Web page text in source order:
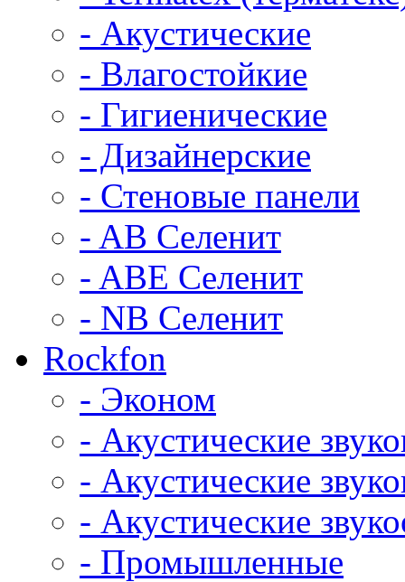
- Акустические
- Влагостойкие
- Гигиенические
- Дизайнерские
- Стеновые панели
- AB Селенит
- ABE Селенит
- NB Селенит
Rockfon
- Эконом
- Акустические
- Акустические
- Акустические
- Промышленные